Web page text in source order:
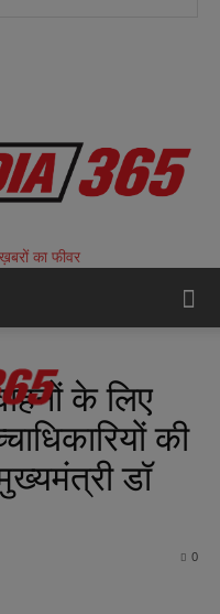
का फीवर
के लिए
की
डॉ
0